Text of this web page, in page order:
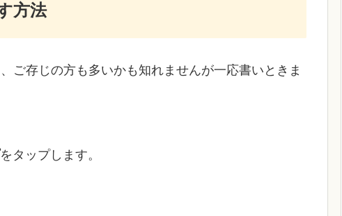
方法
ご存じの方も多いかも知れませんが一応書いときま
をタップします。